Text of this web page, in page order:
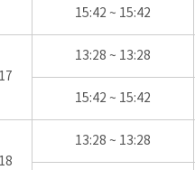
15:42 ~ 15:42
13:28 ~ 13:28
15:42 ~ 15:42
13:28 ~ 13:28